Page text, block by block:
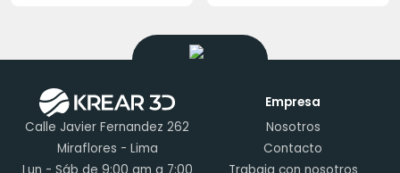
Calle Javier Fernandez 262
Miraflores - Lima
Empresa
Nosotros
Contacto